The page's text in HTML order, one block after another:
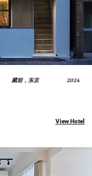
藏前，东京 2024
View Hotel